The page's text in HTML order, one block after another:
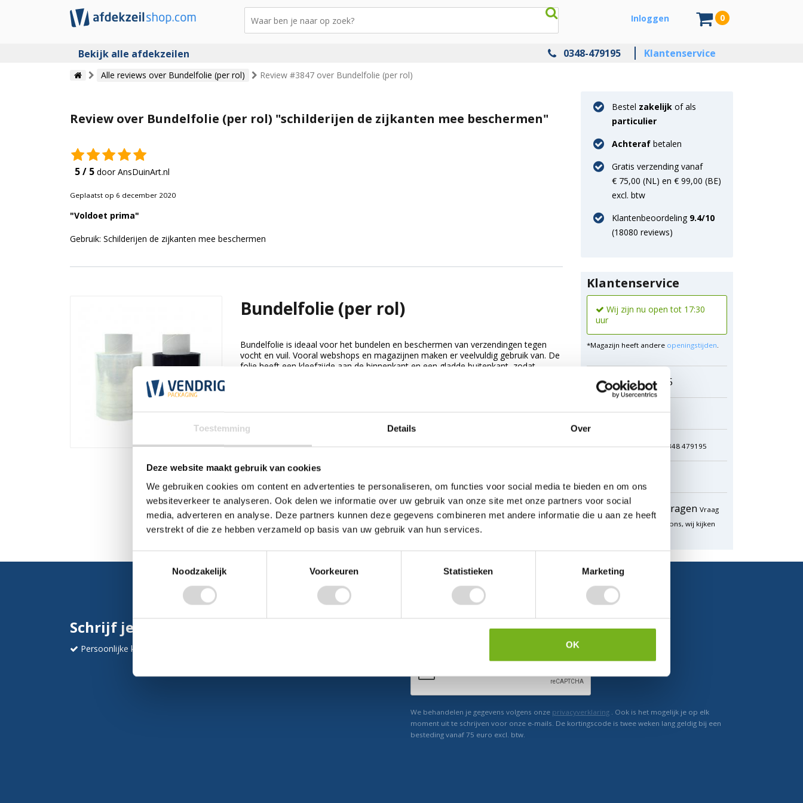
Toestemming Details Over
Deze website maakt gebruik van cookies
We gebruiken cookies om content en advertenties te personaliseren, om functies voor social media te bieden en om ons
websiteverkeer te analyseren. Ook delen we informatie over uw gebruik van onze site met onze partners voor social
media, adverteren en analyse. Deze partners kunnen deze gegevens combineren met andere informatie die u aan ze heeft
verstrekt of die ze hebben verzameld op basis van uw gebruik van hun services.
Noodzakelijk
Voorkeuren Statistieken Marketing
OK
Inloggen 0
Bekijk alle afdekzeilen 0348-479195 Klantenservice
Alle reviews over Bundelfolie (per rol) Review #3847 over Bundelfolie (per rol)
Review over Bundelfolie (per rol) "schilderijen de zijkanten mee beschermen"
5 / 5 door AnsDuinArt.nl
Geplaatst op 6 december 2020
"Voldoet prima"
Gebruik: Schilderijen de zijkanten mee beschermen
Bundelfolie (per rol)
Bundelfolie is ideaal voor het bundelen en beschermen van verzendingen tegen
vocht en vuil. Vooral webshops en magazijnen maken er veelvuldig gebruik van. De
folie heeft een kleefzijde aan de binnenkant en een gladde buitenkant, zodat...
Bestel zakelijk of als
particulier
Achteraf betalen
Gratis verzending vanaf
€ 75,00 (NL) en € 99,00 (BE)
excl. btw
Klantenbeoordeling 9.4/10
(18080 reviews)
Klantenservice
Wij zijn nu open tot 17:30
uur
*Magazijn heeft andere openingstijden.
0348 4791 95
Chat
WhatsApp 0348 479195
Offerte aanvragen Vraag
een speciale prijs op bij ons, wij kijken
Schrijf je in en ontvang direct 5% korting
Persoonlijke korting
Ontvang direct korting
We behandelen je gegevens volgens onze privacyverklaring . Ook is het mogelijk je op elk
moment uit te schrijven voor onze e-mails. De kortingscode is twee weken lang geldig bij een
besteding vanaf 75 euro excl. btw.